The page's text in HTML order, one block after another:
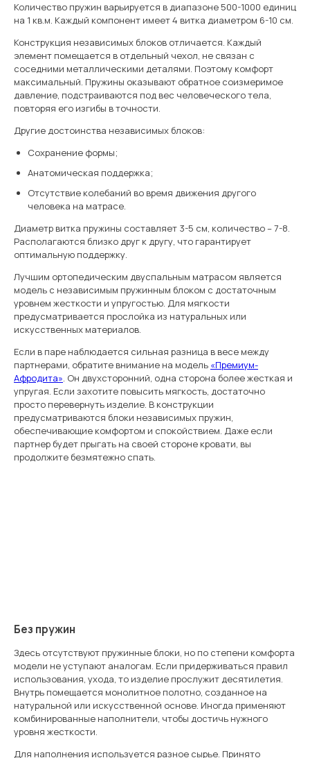
Количество пружин варьируется в диапазоне 500-1000 единиц
на 1 кв.м. Каждый компонент имеет 4 витка диаметром 6-10 см.
Конструкция независимых блоков отличается. Каждый
элемент помещается в отдельный чехол, не связан с
соседними металлическими деталями. Поэтому комфорт
максимальный. Пружины оказывают обратное соизмеримое
давление, подстраиваются под вес человеческого тела,
повторяя его изгибы в точности.
Другие достоинства независимых блоков:
Сохранение формы;
Анатомическая поддержка;
Отсутствие колебаний во время движения другого
человека на матрасе.
Диаметр витка пружины составляет 3-5 см, количество – 7-8.
Располагаются близко друг к другу, что гарантирует
оптимальную поддержку.
Лучшим ортопедическим двуспальным матрасом является
модель с независимым пружинным блоком с достаточным
уровнем жесткости и упругостью. Для мягкости
предусматривается прослойка из натуральных или
искусственных материалов.
Если в паре наблюдается сильная разница в весе между
партнерами, обратите внимание на модель «Премиум-
Афродита». Он двухсторонний, одна сторона более жесткая и
упругая. Если захотите повысить мягкость, достаточно
просто перевернуть изделие. В конструкции
предусматриваются блоки независимых пружин,
обеспечивающие комфортом и спокойствием. Даже если
партнер будет прыгать на своей стороне кровати, вы
продолжите безмятежно спать.
Без пружин
Здесь отсутствуют пружинные блоки, но по степени комфорта
модели не уступают аналогам. Если придерживаться правил
использования, ухода, то изделие прослужит десятилетия.
Внутрь помещается монолитное полотно, созданное на
натуральной или искусственной основе. Иногда применяют
комбинированные наполнители, чтобы достичь нужного
уровня жесткости.
Для наполнения используется разное сырье. Принято